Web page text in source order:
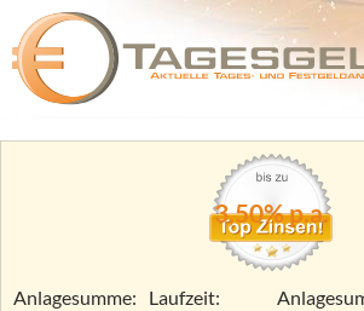
Zum
3,50% p.a.
Anlagesumme:
Laufzeit: